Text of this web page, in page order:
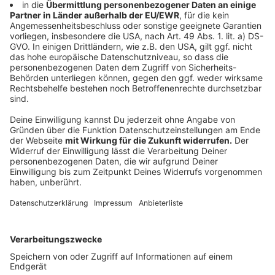
Management Platform
Klimaschutz spielt eine wichtige Rolle - und
Arnold Schwarzenegger
Anzeige
Zum Interview mit The BossHoss gibt es ein echtes
Highlight: Die Single "I'll Be Back" - mit niemand
Geringerem als Arnold Schwarzenegger als Feature-
Gast! Mit "I'll Be Back" liefernThe BossHossein
weiteres musikalische Lebenszeichen ihres
kommenden Albums "Back to the Boots", das am 19.
September 2025 erscheint. Gemeinsam mit
back" beisteuert, setzen The BossHoss ein starkes
Zeichen für den Klimaschutz: Sämtliche Einnahmen aus
dem Song fließen direkt in die